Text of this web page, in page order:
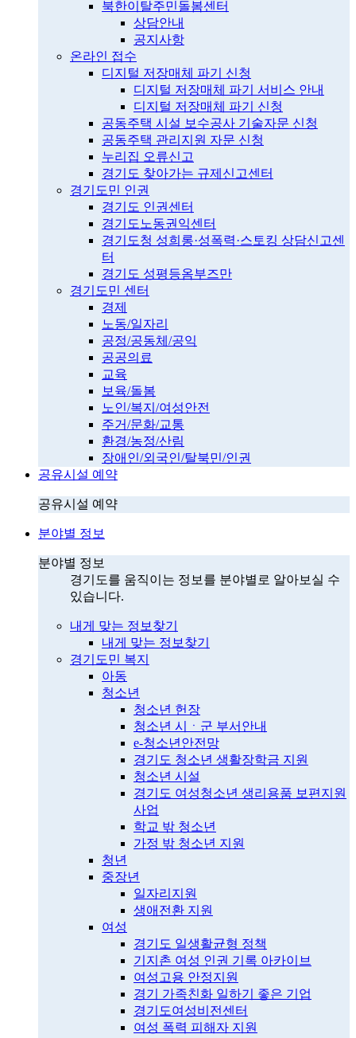
북한이탈주민돌봄센터
상담안내
공지사항
온라인 접수
디지털 저장매체 파기 신청
디지털 저장매체 파기 서비스 안내
디지털 저장매체 파기 신청
공동주택 시설 보수공사 기술자문 신청
공동주택 관리지원 자문 신청
누리집 오류신고
경기도 찾아가는 규제신고센터
경기도민 인권
경기도 인권센터
경기도노동권익센터
경기도청 성희롱·성폭력·스토킹 상담신고센
터
경기도 성평등옴부즈만
경기도민 센터
경제
노동/일자리
공정/공동체/공익
공공의료
교육
보육/돌봄
노인/복지/여성안전
주거/문화/교통
환경/농정/산림
장애인/외국인/탈북민/인권
공유시설 예약
공유시설 예약
분야별 정보
분야별 정보
경기도를 움직이는 정보를 분야별로 알아보실 수
있습니다.
내게 맞는 정보찾기
내게 맞는 정보찾기
경기도민 복지
아동
청소년
청소년 헌장
청소년 시ㆍ군 부서안내
e-청소년안전망
경기도 청소년 생활장학금 지원
청소년 시설
경기도 여성청소년 생리용품 보편지원
사업
학교 밖 청소년
가정 밖 청소년 지원
청년
중장년
일자리지원
생애전환 지원
여성
경기도 일생활균형 정책
기지촌 여성 인권 기록 아카이브
여성고용 안정지원
경기 가족친화 일하기 좋은 기업
경기도여성비전센터
여성 폭력 피해자 지원